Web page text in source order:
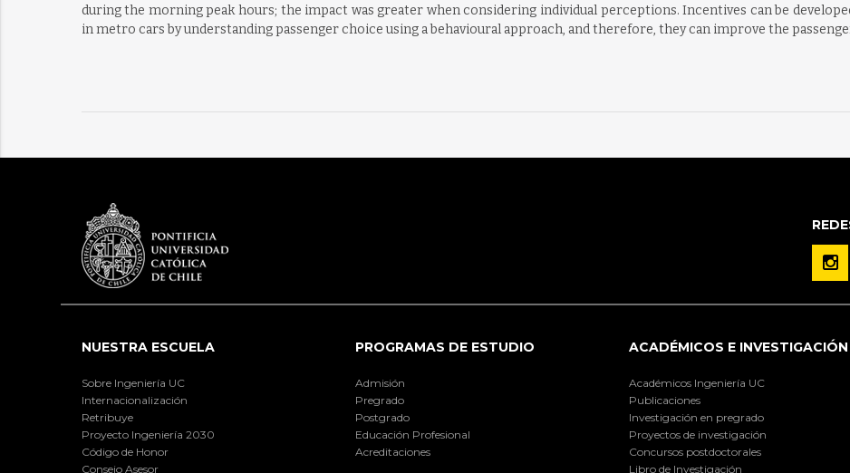
during the morning peak hours; the impact was greater when considering individual perceptions. Incentives can be
in metro cars by understanding passenger choice using a behavioural approach, and therefore, they can improve the
NUESTRA ESCUELA
Sobre Ingeniería UC
Internacionalización
Retribuye
Proyecto Ingeniería 2030
Código de Honor
Consejo Asesor
PROGRAMAS DE ESTUDIO
Admisión
Pregrado
Postgrado
Educación Profesional
Acreditaciones
ACADÉMICOS E INVESTIGACIÓN
Académicos Ingeniería UC
Publicaciones
Investigación en pregrado
Proyectos de investigación
Concursos postdoctorales
Libro de Investigación